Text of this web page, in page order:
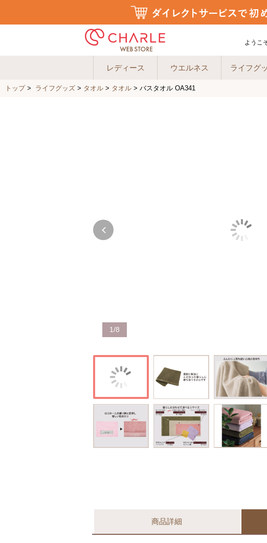
ようこ
レディース ウエルネス ライフグ
トップ> ライフグッズ > タオル > タオル > バスタオル OA341
1/8
商品詳細